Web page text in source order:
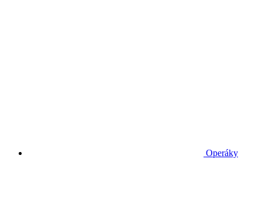
Operáky